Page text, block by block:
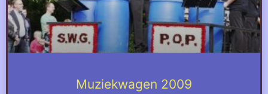
Muziekwagen 2009